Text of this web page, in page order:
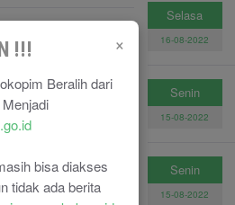
×
!!!
Beralih dari
bisa diakses
tidak ada berita
Edukasi
Mengenai
07-2025
Selasa
16-08-2022
Senin
15-08-2022
Senin
15-08-2022